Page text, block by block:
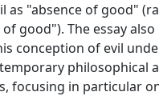
as "absence of good"
good"). The essay also
conception of evil
philosophical
focusing in particular